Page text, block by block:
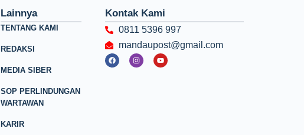
Lainnya
TENTANG KAMI
REDAKSI
MEDIA SIBER
SOP PERLINDUNGAN
WARTAWAN
KARIR
Kontak Kami
0811 5396 997
mandaupost@gmail.com
F
a
c
I
n
s
Y
o
u